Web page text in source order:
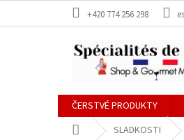
+420 774 256 298
ČERSTVÉ PRODUKTY
Domů SLADKOSTI